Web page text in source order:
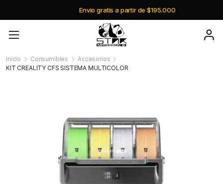
Envio gratis a partir de $195.000
Inicio Consumibles
Accesorios
KIT CREALITY CFS SISTEMA MULTICOLOR